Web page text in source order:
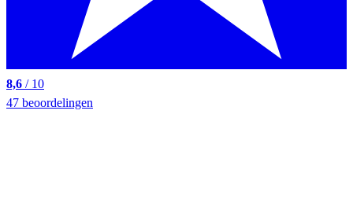
8,6 / 10
47 beoordelingen